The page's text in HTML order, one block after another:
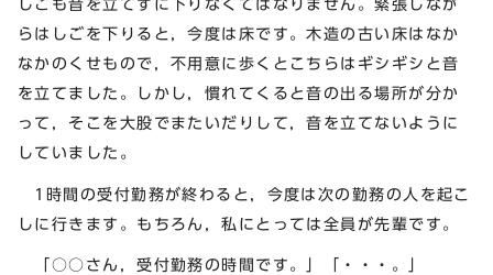
しごも音を立てずに下りなくてはなりません。緊張しなが
らはしごを下りると，今度は床です。木造の古い床はなか
なかのくせもので，不用意に歩くとこちらはギシギシと音
を立てました。しかし，慣れてくると音の出る場所が分か
って，そこを大股でまたいだりして，音を立てないように
していました。
1時間の受付勤務が終わると，今度は次の勤務の人を起こ
しに行きます。もちろん，私にとっては全員が先輩です。
「○○さん，受付勤務の時間です。」「・・・。」